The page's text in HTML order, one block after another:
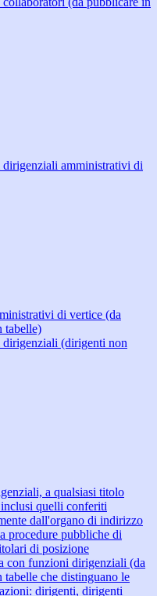
amministrativi di
di vertice (da
tabelle)
(dirigenti non
a qualsiasi titolo
quelli conferiti
dall'organo di indirizzo
procedure pubbliche di
di posizione
con funzioni dirigenziali (da
tabelle che distinguano le
dirigenti, dirigenti